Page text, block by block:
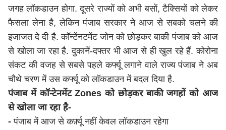
जगह लॉकडाउन होगा. दूसरे राज्यों को अभी बसों, टैक्सियों को लेकर
फैसला लेना है, लेकिन पंजाब सरकार ने आज से सबको चलने की
इजाजत दे दी है. कॉन्टेंनटमेंट जोन को छोड़कर बाकी पंजाब को आज
से खोला जा रहा है. दुकानें-दफ्तर भी आज से ही खुल रहे हैं. कोरोना
संकट की वजह से सबसे पहले कर्फ्यू लगाने वाले राज्य पंजाब ने अब
चौथे चरण में उस कर्फ्यू को लॉकडाउन में बदल दिया है.
पंजाब में कॉन्टेनमेंट Zones को छोड़कर बाकी जगहों को आज
से खोला जा रहा है-
- पंजाब में आज से कर्फ़्यू नहीं केवल लॉकडाउन रहेगा